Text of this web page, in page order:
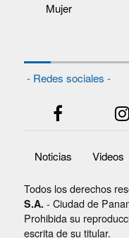
Mujer
- Redes sociales -
Noticias Videos
Todos los derechos
S.A. - Ciudad de
Prohibida su
escrita de su titular.